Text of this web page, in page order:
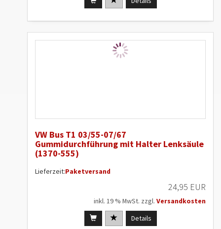
VW Bus T1 03/55-07/67
Gummidurchführung mit Halter Lenksäule
(1370-555)
Lieferzeit:Paketversand
24,95 EUR
inkl. 19 % MwSt. zzgl. Versandkosten
Details